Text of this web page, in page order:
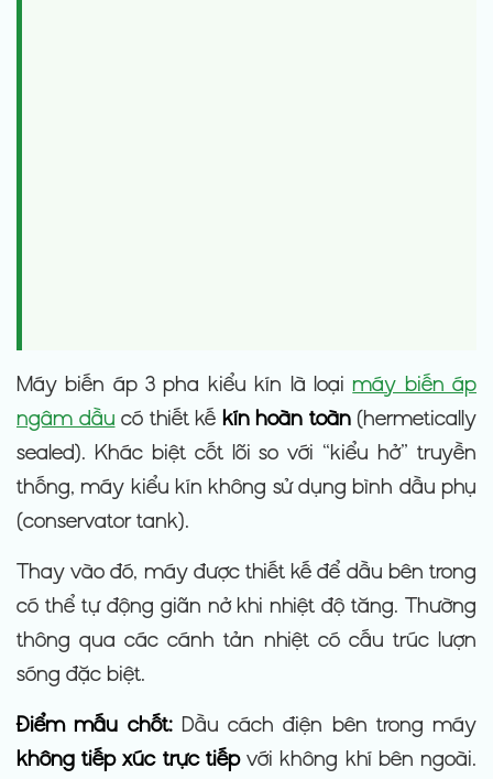
Máy biến áp 3 pha kiểu kín là loạimáy biến áp
ngâm dầu có thiết kế kín hoàn toàn(hermetically
sealed). Khác biệt cốt lõi so với “kiểu hở” truyền
thống, máy kiểu kín không sử dụng bình dầu phụ
(conservator tank).
Thay vào đó, máy được thiết kế để dầu bên trong
có thể tự động giãn nở khi nhiệt độ tăng. Thường
thông qua các cánh tản nhiệt có cấu trúc lượn
sóng đặc biệt.
Điểm mấu chốt:Dầu cách điện bên trong máy
không tiếp xúc trực tiếpvới không khí bên ngoài.